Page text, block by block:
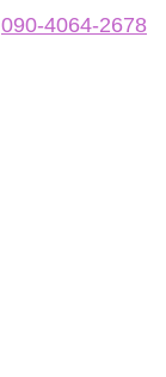
090-4064-2678